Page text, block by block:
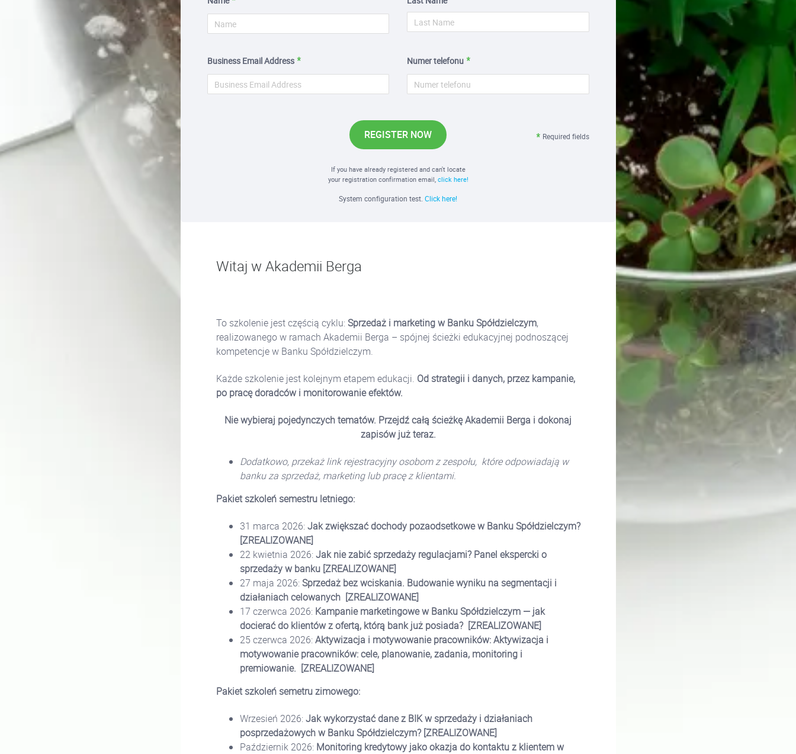
Business Email Address Numer telefonu
Required fields
REGISTER NOW
If you have already registered and can't locate
your registration confirmation email, click here!
System configuration test. Click here!
Witaj w Akademii Berga
To szkolenie jest częścią cyklu:Sprzedaż i marketing w Banku Spółdzielczym,
realizowanego w ramach Akademii Berga – spójnej ścieżki edukacyjnej podnoszącej
kompetencje w Banku Spółdzielczym.
Każde szkolenie jest kolejnym etapem edukacji. Od strategii i danych, przez kampanie,
po pracę doradców i monitorowanie efektów.
Nie wybieraj pojedynczych tematów. Przejdź całą ścieżkę Akademii Berga i dokonaj
zapisów już teraz.
Dodatkowo, przekaż link rejestracyjny osobom z zespołu, które odpowiadają w
banku za sprzedaż, marketing lub pracę z klientami.
Pakiet szkoleń semestru letniego:
31 marca 2026:Jak zwiększać dochody pozaodsetkowe w Banku Spółdzielczym?
[ZREALIZOWANE]
22 kwietnia 2026:Jak nie zabić sprzedaży regulacjami? Panel ekspercki o
sprzedaży w banku [ZREALIZOWANE]
27 maja 2026:Sprzedaż bez wciskania. Budowanie wyniku na segmentacji i
działaniach celowanych [ZREALIZOWANE]
17 czerwca 2026: Kampanie marketingowe w Banku Spółdzielczym — jak
docierać do klientów z ofertą, którą bank już posiada? [ZREALIZOWANE]
25 czerwca 2026:Aktywizacja i motywowanie pracowników: Aktywizacja i
motywowanie pracowników: cele, planowanie, zadania, monitoring i
premiowanie. [ZREALIZOWANE]
Pakiet szkoleń semetru zimowego:
Wrzesień 2026:Jak wykorzystać dane z BIK w sprzedaży i działaniach
posprzedażowych w Banku Spółdzielczym? [ZREALIZOWANE]
Październik 2026: Monitoring kredytowy jako okazja do kontaktu z klientem w